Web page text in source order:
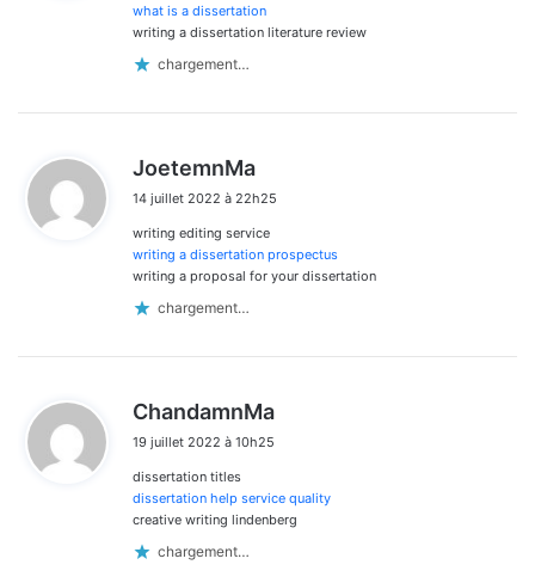
what is a dissertation
writing a dissertation literature review
chargement…
JoetemnMa
t
:
14 juillet 2022 à 22h25
writing editing service
writing a dissertation prospectus
writing a proposal for your dissertation
chargement…
ChandamnMa
:
19 juillet 2022 à 10h25
dissertation titles
dissertation help service quality
creative writing lindenberg
chargement…